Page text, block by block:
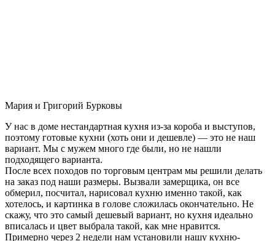
Мария и Григорий Бурковы
У нас в доме нестандартная кухня из-за короба и выступов,
поэтому готовые кухни (хоть они и дешевле) — это не наш
вариант. Мы с мужем много где были, но не нашли
подходящего варианта.
После всех походов по торговым центрам мы решили делать
на заказ под наши размеры. Вызвали замерщика, он все
обмерил, посчитал, нарисовал кухню именно такой, как
хотелось, и картинка в голове сложилась окончательно. Не
скажу, что это самый дешевый вариант, но кухня идеально
вписалась и цвет выбрала такой, как мне нравится.
Примерно через 2 недели нам установили нашу кухню-